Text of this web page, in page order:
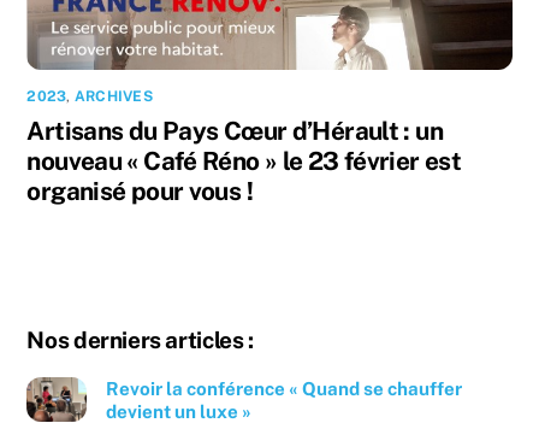
2023, ARCHIVES
Artisans du Pays Cœur d’Hérault : un
nouveau « Café Réno » le 23 février est
organisé pour vous !
Nos derniers articles :
Revoir la conférence « Quand se chauffer
devient un luxe »